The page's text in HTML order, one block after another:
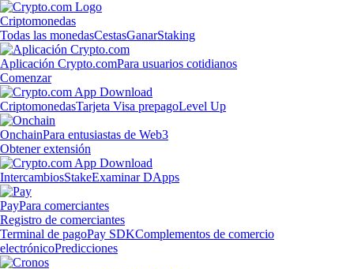
Criptomonedas
Todas las monedasCestasGanarStaking
Aplicación Crypto.comPara usuarios cotidianos
Comenzar
CriptomonedasTarjeta Visa prepagoLevel Up
OnchainPara entusiastas de Web3
Obtener extensión
IntercambiosStakeExaminar DApps
PayPara comerciantes
Registro de comerciantes
Terminal de pagoPay SDKComplementos de comercio
electrónicoPredicciones